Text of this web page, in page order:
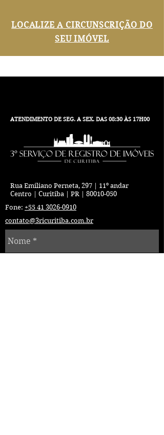
LOCALIZE A CIRCUNSCRIÇÃO DO
SEU IMÓVEL
ATENDIMENTO DE SEG. A SEX. DAS 08:30 ÀS 17H00
Rua Emiliano Perneta, 297 | 11º andar
Centro | Curitiba | PR | 80010-050
Fone: +55 41 3026-0910
contato@3ricuritiba.com.br